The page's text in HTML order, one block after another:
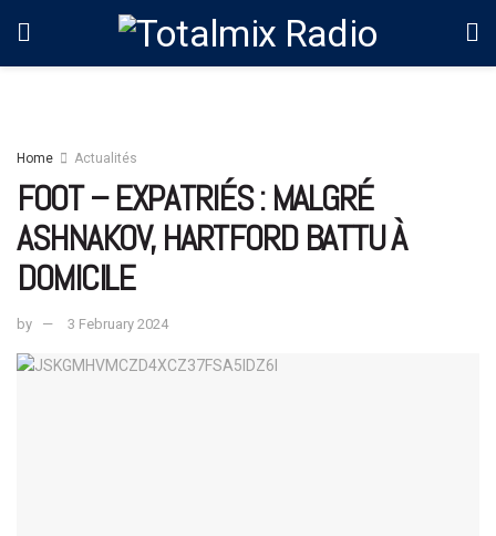
Home Actualités
FOOT – EXPATRIÉS : MALGRÉ
ASHNAKOV, HARTFORD BATTU À
DOMICILE
by 3 February 2024